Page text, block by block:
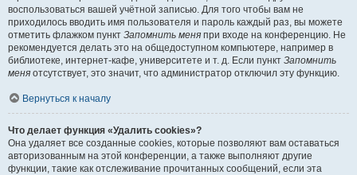
воспользоваться вашей учётной записью. Для того чтобы вам не
приходилось вводить имя пользователя и пароль каждый раз, вы можете
отметить флажком пункт Запомнить меня при входе на конференцию. Не
рекомендуется делать это на общедоступном компьютере, например в
библиотеке, интернет-кафе, университете и т. д. Если пункт Запомнить
меня отсутствует, это значит, что администратор отключил эту функцию.
Вернуться к началу
Что делает функция «Удалить cookies»?
Она удаляет все созданные cookies, которые позволяют вам оставаться
авторизованным на этой конференции, а также выполняют другие
функции, такие как отслеживание прочитанных сообщений, если эта